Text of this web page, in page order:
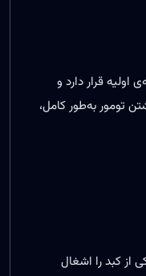
قرار دارد و
تومور به‌طور کامل،
کبد را اشغال